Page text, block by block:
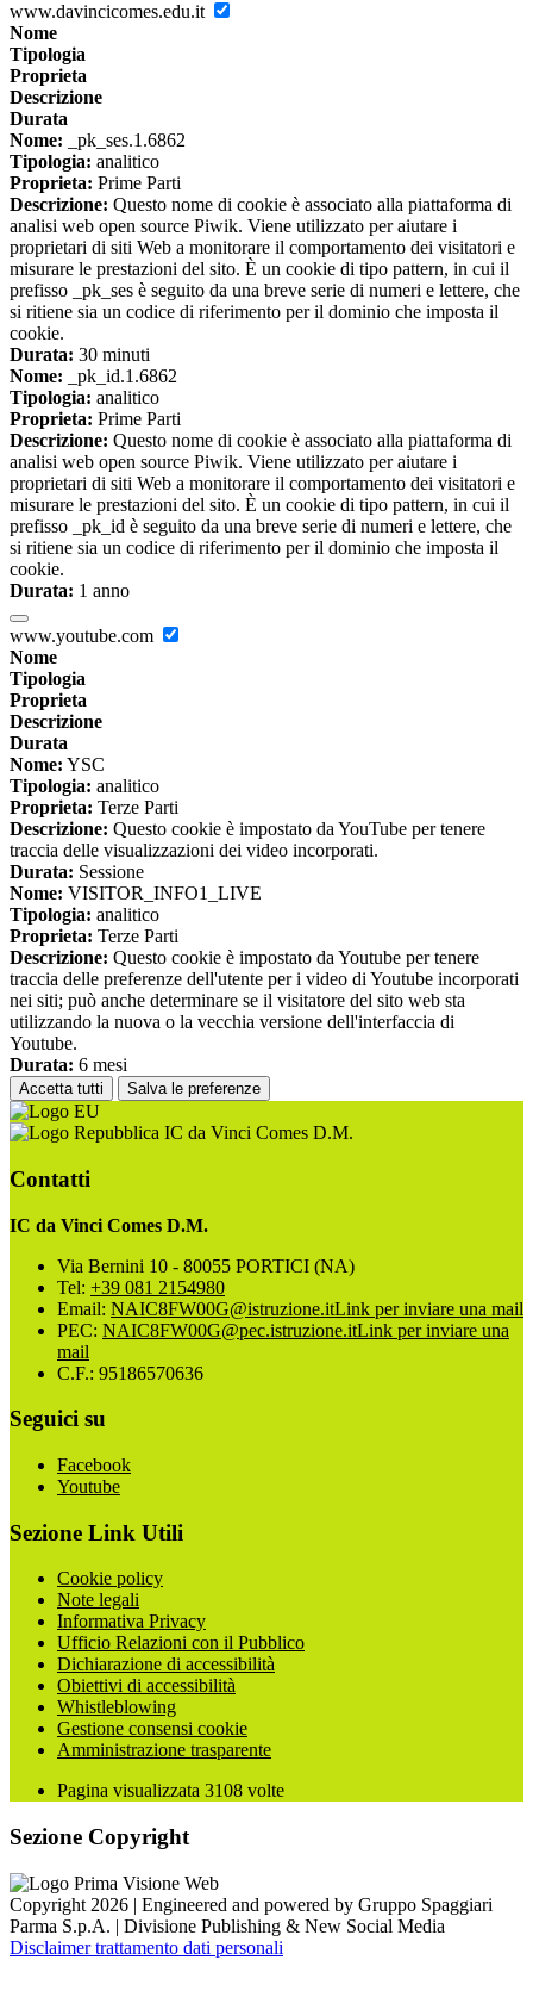
www.davincicomes.edu.it
Nome
Tipologia
Proprieta
Descrizione
Durata
Nome: _pk_ses.1.6862
Tipologia: analitico
Proprieta: Prime Parti
Descrizione: Questo nome di cookie è associato alla piattaforma di
analisi web open source Piwik. Viene utilizzato per aiutare i
proprietari di siti Web a monitorare il comportamento dei visitatori e
misurare le prestazioni del sito. È un cookie di tipo pattern, in cui il
prefisso _pk_ses è seguito da una breve serie di numeri e lettere, che
si ritiene sia un codice di riferimento per il dominio che imposta il
cookie.
Durata: 30 minuti
Nome: _pk_id.1.6862
Tipologia: analitico
Proprieta: Prime Parti
Descrizione: Questo nome di cookie è associato alla piattaforma di
analisi web open source Piwik. Viene utilizzato per aiutare i
proprietari di siti Web a monitorare il comportamento dei visitatori e
misurare le prestazioni del sito. È un cookie di tipo pattern, in cui il
prefisso _pk_id è seguito da una breve serie di numeri e lettere, che
si ritiene sia un codice di riferimento per il dominio che imposta il
cookie.
Durata: 1 anno
www.youtube.com
Nome
Tipologia
Proprieta
Descrizione
Durata
Nome: YSC
Tipologia: analitico
Proprieta: Terze Parti
Descrizione: Questo cookie è impostato da YouTube per tenere
traccia delle visualizzazioni dei video incorporati.
Durata: Sessione
Nome: VISITOR_INFO1_LIVE
Tipologia: analitico
Proprieta: Terze Parti
Descrizione: Questo cookie è impostato da Youtube per tenere
traccia delle preferenze dell'utente per i video di Youtube incorporati
nei siti; può anche determinare se il visitatore del sito web sta
utilizzando la nuova o la vecchia versione dell'interfaccia di
Youtube.
Durata: 6 mesi
Accetta tutti Salva le preferenze
IC da Vinci Comes D.M.
Contatti
IC da Vinci Comes D.M.
Via Bernini 10 - 80055 PORTICI (NA)
Tel: +39 081 2154980
Email: NAIC8FW00G@istruzione.itLink per inviare una mail
PEC: NAIC8FW00G@pec.istruzione.itLink per inviare una
mail
C.F.: 95186570636
Seguici su
Facebook
Youtube
Sezione Link Utili
Cookie policy
Note legali
Informativa Privacy
Ufficio Relazioni con il Pubblico
Dichiarazione di accessibilità
Obiettivi di accessibilità
Whistleblowing
Gestione consensi cookie
Amministrazione trasparente
Pagina visualizzata 3108 volte
Sezione Copyright
Copyright 2026 | Engineered and powered by Gruppo Spaggiari
Parma S.p.A. | Divisione Publishing & New Social Media
Disclaimer trattamento dati personali